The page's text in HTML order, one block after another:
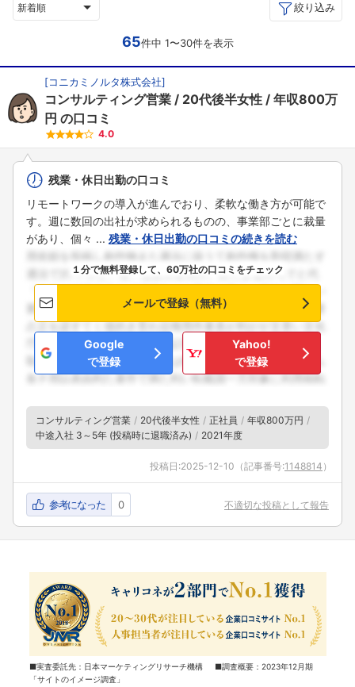
新着順 絞り込み
65件中 1〜30件を表示
[コニカミノルタ株式会社]
コンサルティング営業 20代後半女性
年収800万
円 の口コミ
4.0
残業・休日出勤の口コミ
リモートワークの導入が進んでおり、柔軟な働き方が可能で
す。週に数回の出社が求められるものの、事業部ごとに裁量
があり、個々 ... 残業・休日出勤の口コミの続きを読む
１分で無料登録して、60万社の口コミをチェック
メールで登録（無料）
Google
で登録
Yahoo!
で登録
コンサルティング営業 20代後半女性 正社員
年収800万円
中途入社 3～5年 (投稿時に退職済み)
2021年度
投稿日:2025-12-10 （記事番号:1148814 ）
参考になった 0 不適切な投稿として報告
■実査委託先：日本マーケティングリサーチ機構 ■調査概要：2023年12月期
「サイトのイメージ調査」